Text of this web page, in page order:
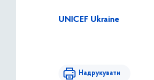
UNICEF Ukraine
Надрукувати